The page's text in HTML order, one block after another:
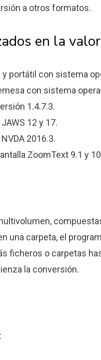
a otros formatos.
en la
portátil con sistema
con sistema
1.4.7.3.
12 y 17.
2016.3.
ZoomText 9.1 y
una carpeta, el
ficheros o carpetas
la conversión.